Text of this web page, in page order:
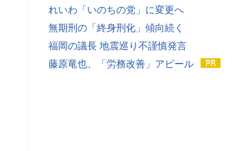
れいわ「いのちの党」に変更へ
無期刑の「終身刑化」傾向続く
福岡の議長 地震巡り不謹慎発言
藤原竜也、「労務改善」アピール